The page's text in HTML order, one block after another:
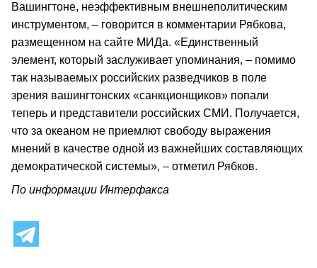
Вашингтоне, неэффективным внешнеполитическим
инструментом, – говорится в комментарии Рябкова,
размещенном на сайте МИДа. «Единственный
элемент, который заслуживает упоминания, – помимо
так называемых российских разведчиков в поле
зрения вашингтонских «санкционщиков» попали
теперь и представители российских СМИ. Получается,
что за океаном не приемлют свободу выражения
мнений в качестве одной из важнейших составляющих
демократической системы», – отметил Рябков.
По информации Интерфакса